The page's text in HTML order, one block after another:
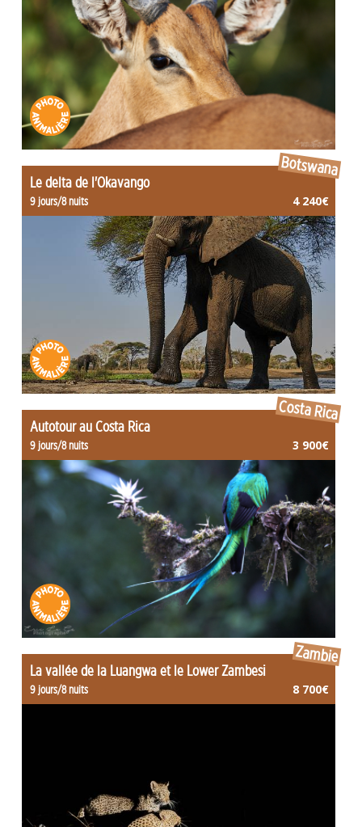
Le delta de l'Okavango
Botswana
9 jours/8 nuits 4 240€
Autotour au Costa Rica
Costa Rica
9 jours/8 nuits 3 900€
La vallée de la Luangwa et le Lower Zambesi
Zambie
9 jours/8 nuits 8 700€